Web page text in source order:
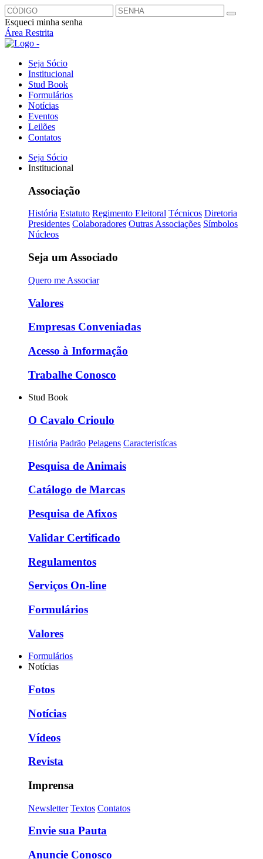
Esqueci minha senha
Área Restrita
Seja Sócio
Institucional
Stud Book
Formulários
Notícias
Eventos
Leilões
Contatos
Seja Sócio
Institucional
Associação
História Estatuto Regimento Eleitoral Técnicos Diretoria
Presidentes Colaboradores Outras Associações Símbolos
Núcleos
Seja um Associado
Quero me Associar
Valores
Empresas Conveniadas
Acesso à Informação
Trabalhe Conosco
Stud Book
O Cavalo Crioulo
História Padrão Pelagens Caracteristícas
Pesquisa de Animais
Catálogo de Marcas
Pesquisa de Afixos
Validar Certificado
Regulamentos
Serviços On-line
Formulários
Valores
Formulários
Notícias
Fotos
Notícias
Vídeos
Revista
Imprensa
Newsletter Textos Contatos
Envie sua Pauta
Anuncie Conosco